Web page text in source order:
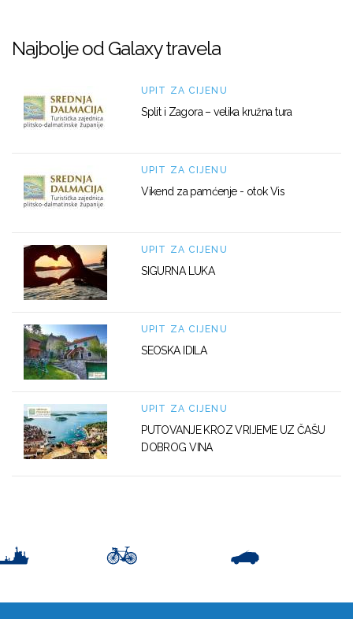
Najbolje od Galaxy travela
UPIT ZA CIJENU
Split i Zagora – velika kružna tura
UPIT ZA CIJENU
Vikend za pamćenje - otok Vis
UPIT ZA CIJENU
SIGURNA LUKA
UPIT ZA CIJENU
SEOSKA IDILA
UPIT ZA CIJENU
PUTOVANJE KROZ VRIJEME UZ ČAŠU
DOBROG VINA